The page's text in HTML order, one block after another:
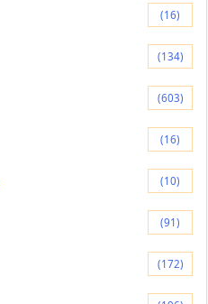
(16)
(134)
(603)
(16)
(10)
(91)
(172)